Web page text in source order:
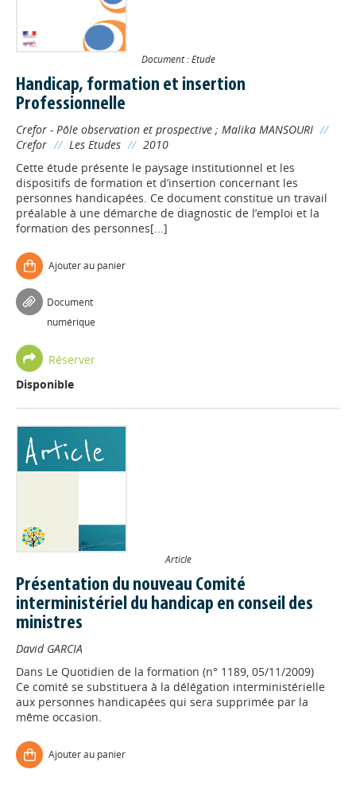
Document : Etude
Handicap, formation et insertion
Professionnelle
Crefor - Pôle observation et prospective ; Malika MANSOURI //
Crefor // Les Etudes // 2010
Cette étude présente le paysage institutionnel et les
dispositifs de formation et d’insertion concernant les
personnes handicapées. Ce document constitue un travail
préalable à une démarche de diagnostic de l’emploi et la
formation des personnes[...]
Ajouter au panier
Document
numérique
Réserver
Disponible
Article
Présentation du nouveau Comité
interministériel du handicap en conseil des
ministres
David GARCIA
Dans Le Quotidien de la formation (n° 1189, 05/11/2009)
Ce comité se substituera à la délégation interministérielle
aux personnes handicapées qui sera supprimée par la
même occasion.
Ajouter au panier